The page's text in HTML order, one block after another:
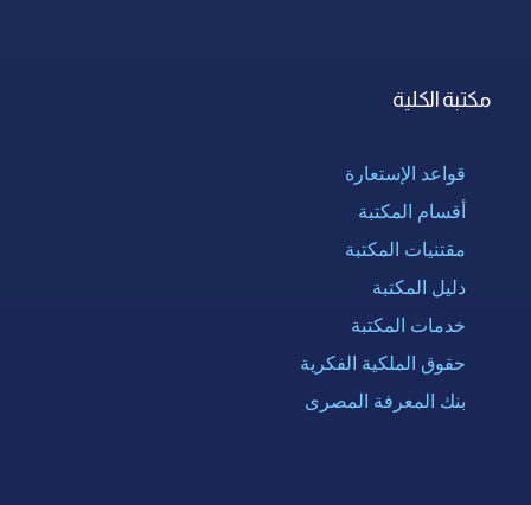
مكتبة الكلية
قواعد الإستعارة
أقسام المكتبة
مقتنيات المكتبة
دليل المكتبة
خدمات المكتبة
حقوق الملكية الفكرية
بنك المعرفة المصرى